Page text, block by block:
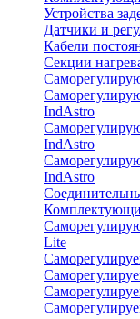
Устройства
Датчики и
Кабели
Секции
IndAstro
IndAstro
IndAstro
Lite